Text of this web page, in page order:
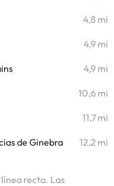
4,8 mi
4,9 mi
4,9 mi
10,6 mi
11,7 mi
de Ginebra
12,2 mi
recta. Las